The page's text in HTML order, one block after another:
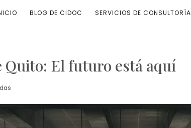
BLOG DE CIDOC SERVICIOS DE CONSULTORÍA
Quito: El futuro está aquí